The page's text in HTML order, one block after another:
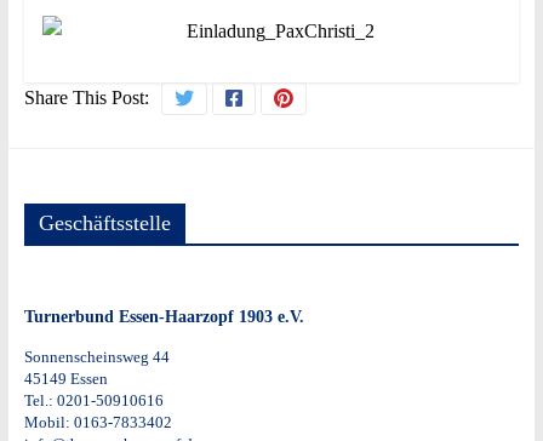
Share This Post:
Geschäftsstelle
Turnerbund Essen-Haarzopf 1903 e.V.
Sonnenscheinsweg 44
45149 Essen
Tel.: 0201-50910616
Mobil: 0163-7833402